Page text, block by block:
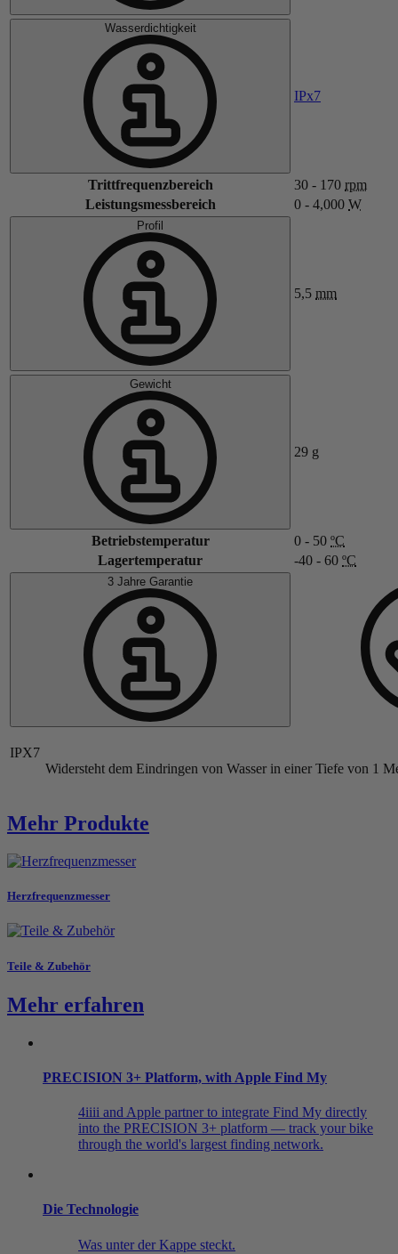
Wasserdichtigkeit
IPx7
Trittfrequenzbereich 30 - 170 rpm
Leistungsmessbereich
0 - 4,000 W
Profil
5,5 mm
Gewicht
29 g
Betriebstemperatur 0 - 50 ºC
Lagertemperatur
-40 - 60 ºC
3 Jahre Garantie
IPX7
Widersteht dem Eindringen von Wasser in einer Tiefe von 1
Mehr Produkte
Herzfrequenzmesser
Teile & Zubehör
Mehr erfahren
PRECISION 3+ Platform, with Apple Find My
4iiii and Apple partner to integrate Find My directly
into the PRECISION 3+ platform — track your bike
through the world's largest finding network.
Die Technologie
Was unter der Kappe steckt.